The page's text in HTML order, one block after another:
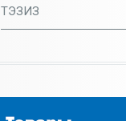
ТЭЗИЗ